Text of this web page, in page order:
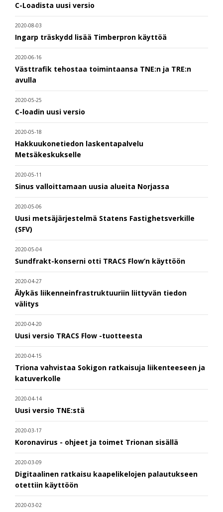
C-Loadista uusi versio
2020-08-03
Ingarp träskydd lisää Timberpron käyttöä
2020-06-16
Västtrafik tehostaa toimintaansa TNE:n ja TRE:n
avulla
2020-05-25
C-loadin uusi versio
2020-05-18
Hakkuukonetiedon laskentapalvelu
Metsäkeskukselle
2020-05-11
Sinus valloittamaan uusia alueita Norjassa
2020-05-06
Uusi metsäjärjestelmä Statens Fastighetsverkille
(SFV)
2020-05-04
Sundfrakt-konserni otti TRACS Flow’n käyttöön
2020-04-27
Älykäs liikenneinfrastruktuuriin liittyvän tiedon
välitys
2020-04-20
Uusi versio TRACS Flow -tuotteesta
2020-04-15
Triona vahvistaa Sokigon ratkaisuja liikenteeseen ja
katuverkolle
2020-04-14
Uusi versio TNE:stä
2020-03-17
Koronavirus - ohjeet ja toimet Trionan sisällä
2020-03-09
Digitaalinen ratkaisu kaapelikelojen palautukseen
otettiin käyttöön
2020-03-02